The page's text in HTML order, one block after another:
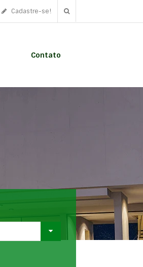
Cadastre-se!
Contato